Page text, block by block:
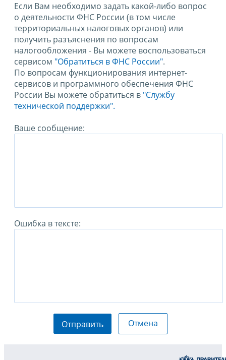
Если Вам необходимо задать какой-либо вопрос
о деятельности ФНС России (в том числе
территориальных налоговых органов) или
получить разъяснения по вопросам
налогообложения - Вы можете воспользоваться
сервисом "Обратиться в ФНС России".
По вопросам функционирования интернет-
сервисов и программного обеспечения ФНС
России Вы можете обратиться в "Службу
технической поддержки".
Ваше сообщение:
Ошибка в тексте:
Отправить Отмена